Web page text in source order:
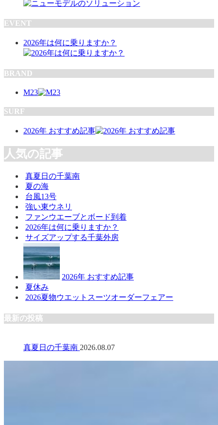
EVENT
2026年は何に乗りますか？
BRAND
M23
SURF
2026年 おすすめ記事
人気の記事
真夏日の千葉南
夏の海
台風13号
強い東ウネリ
ファンウエーブとボード到着
2026年は何に乗りますか？
サイズアップする千葉外房
2026年 おすすめ記事
夏休み
2026夏物ウエットスーツオーダーフェアー
最新の投稿
真夏日の千葉南 2026.08.07